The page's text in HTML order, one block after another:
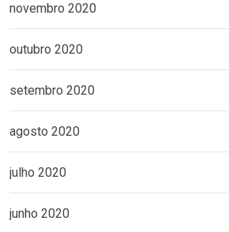
novembro 2020
outubro 2020
setembro 2020
agosto 2020
julho 2020
junho 2020